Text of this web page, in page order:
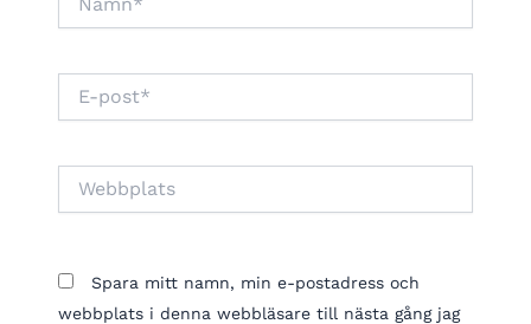
post*
Spara mitt namn, min e-postadress och
webbplats i denna webbläsare till nästa gång jag